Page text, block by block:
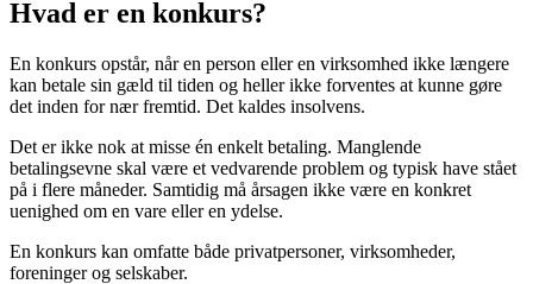
Hvad er en konkurs?
En konkurs opstår, når en person eller en virksomhed ikke længere
kan betale sin gæld til tiden og heller ikke forventes at kunne gøre
det inden for nær fremtid. Det kaldes insolvens.
Det er ikke nok at misse én enkelt betaling. Manglende
betalingsevne skal være et vedvarende problem og typisk have stået
på i flere måneder. Samtidig må årsagen ikke være en konkret
uenighed om en vare eller en ydelse.
En konkurs kan omfatte både privatpersoner, virksomheder,
foreninger og selskaber.